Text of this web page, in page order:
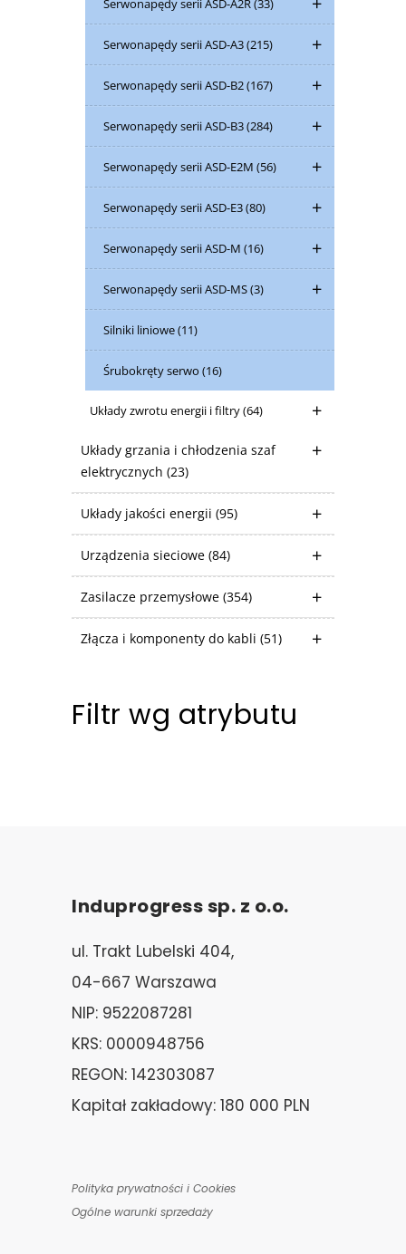
Serwonapędy serii ASD-A2R(33)
Serwonapędy serii ASD-A3(215)
Serwonapędy serii ASD-B2(167)
Serwonapędy serii ASD-B3(284)
Serwonapędy serii ASD-E2M (56)
Serwonapędy serii ASD-E3(80)
Serwonapędy serii ASD-M (16)
Serwonapędy serii ASD-MS(3)
Silniki liniowe(11)
Śrubokręty serwo (16)
Układy zwrotu energii i filtry(64)
Układy grzania i chłodzenia szaf
elektrycznych (23)
Układy jakości energii (95)
Urządzenia sieciowe (84)
Zasilacze przemysłowe (354)
Złącza i komponenty do kabli (51)
Filtr wg atrybutu
Induprogress sp. z o.o.
ul. Trakt Lubelski 404,
04-667 Warszawa
NIP: 9522087281
KRS: 0000948756
REGON: 142303087
Kapitał zakładowy: 180 000 PLN
Polityka prywatności i Cookies
Ogólne warunki sprzedaży